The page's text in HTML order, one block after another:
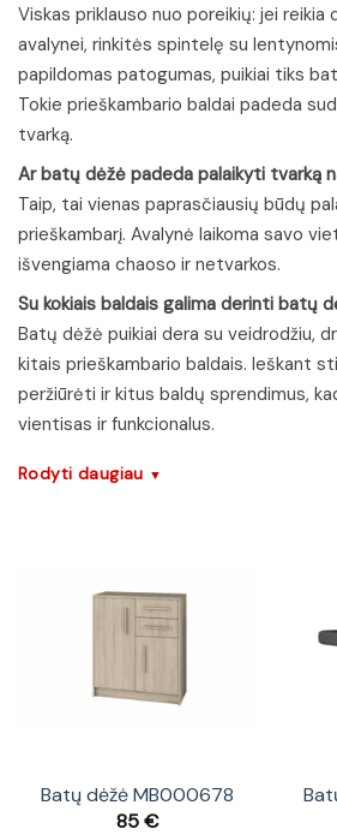
Viskas priklauso nuo poreikių: jei reikia
avalynei, rinkitės spintelę su
papildomas patogumas, puikiai tiks
Tokie prieškambario baldai padeda
tvarką.
Ar batų dėžė padeda palaikyti tvarką
Taip, tai vienas paprasčiausių būdų
prieškambarį. Avalynė laikoma savo
išvengiama chaoso ir netvarkos.
Su kokiais baldais galima derinti batų
Batų dėžė puikiai dera su veidrodžiu,
kitais prieškambario baldais. Ieškant
peržiūrėti ir kitus baldų sprendimus,
vientisas ir funkcionalus.
Rodyti daugiau ▼
Batų dėžė MB000678
85€